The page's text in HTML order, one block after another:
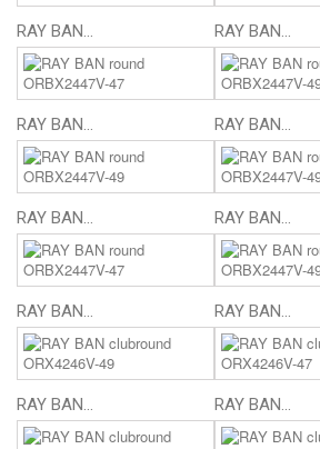
RAY BAN... RAY BAN...
RAY BAN... RAY BAN...
RAY BAN... RAY BAN...
RAY BAN... RAY BAN...
RAY BAN... RAY BAN...